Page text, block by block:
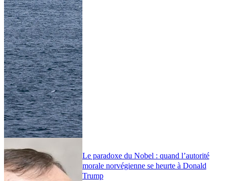
Le paradoxe du Nobel : quand l’autorité
morale norvégienne se heurte à Donald
Trump